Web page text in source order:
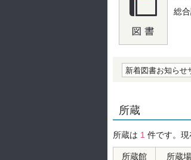
総
新着図書お知らせ
所蔵
所蔵は 1 件です。
所蔵館 所蔵